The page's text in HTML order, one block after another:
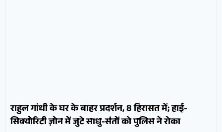
राहुल गांधी के घर के बाहर प्रदर्शन, 8 हिरासत में; हाई-
सिक्योरिटी ज़ोन में जुटे साधु-संतों को पुलिस ने रोका